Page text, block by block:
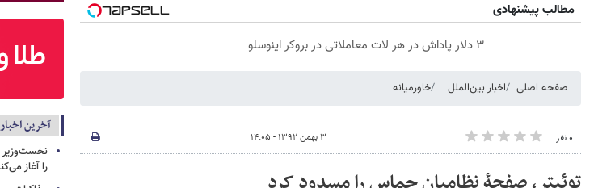
مطالب پیشنهادی
۳ دلار پاداش در هر لات معاملاتی در بروکر اینوسلو
صفحه اصلی اخبار بین‌الملل خاورمیانه
۰ نفر ۳ بهمن ۱۳۹۲ - ۱۴:۰۵
آخرین
نخست‌وزیر
را آغاز